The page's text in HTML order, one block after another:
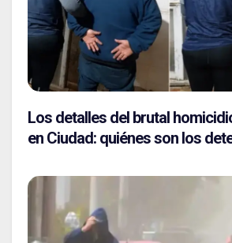
Los detalles del brutal
en Ciudad: quiénes son los